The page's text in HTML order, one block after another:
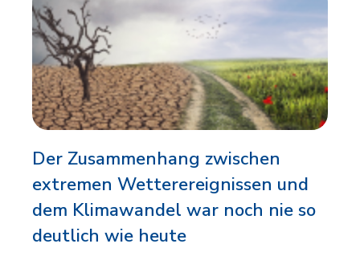
Der Zusammenhang zwischen
extremen Wetterereignissen und
dem Klimawandel war noch nie so
deutlich wie heute